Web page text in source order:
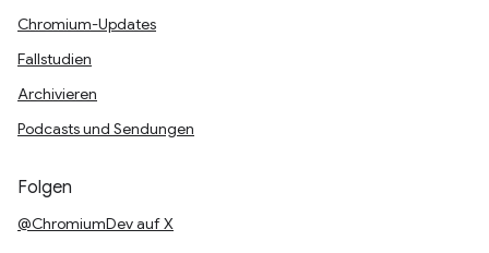
Chromium-Updates
Fallstudien
Archivieren
Podcasts und Sendungen
Folgen
@ChromiumDev auf X